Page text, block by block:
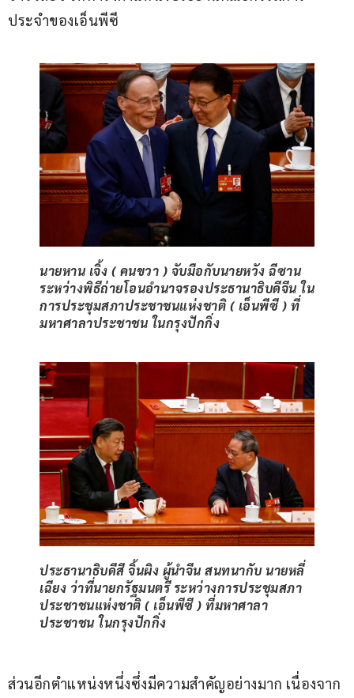
ประจำของเอ็นพีซี
นายหาน เจิ้ง ( คนขวา ) จับมือกับนายหวัง ฉีซาน
ระหว่างพิธีถ่ายโอนอำนาจรองประธานาธิบดีจีน ใน
การประชุมสภาประชาชนแห่งชาติ ( เอ็นพีซี ) ที่
มหาศาลาประชาชน ในกรุงปักกิ่ง
ประธานาธิบดีสี จิ้นผิง ผู้นำจีน สนทนากับ นายหลี่
เฉียง ว่าที่นายกรัฐมนตรี ระหว่างการประชุมสภา
ประชาชนแห่งชาติ ( เอ็นพีซี ) ที่มหาศาลา
ประชาชน ในกรุงปักกิ่ง
ส่วนอีกตำแหน่งหนึ่งซึ่งมีความสำคัญอย่างมาก เนื่องจาก